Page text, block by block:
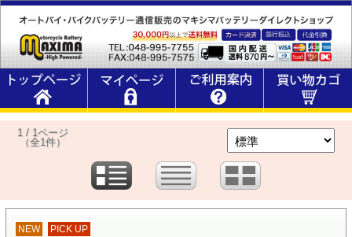
1 / 1ページ
（全1件）
NEW PICK UP